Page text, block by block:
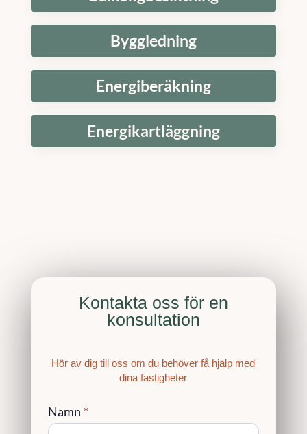
Byggledning
Energiberäkning
Energikartläggning
Kontakta oss för en
konsultation
Hör av dig till oss om du behöver få hjälp med
dina fastigheter
Namn *